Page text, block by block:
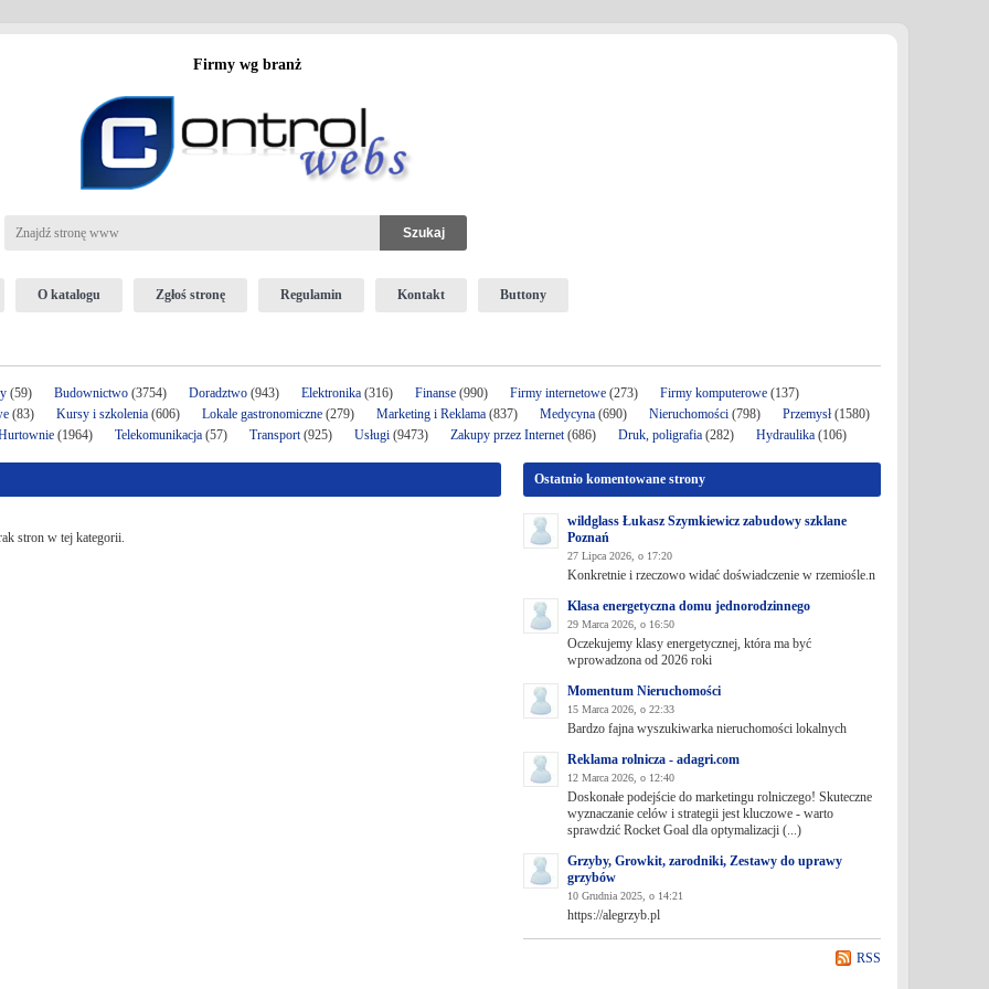
Firmy wg branż
O katalogu Zgłoś stronę Regulamin Kontakt Buttony
(59) Budownictwo (3754) Doradztwo (943) Elektronika (316) Finanse (990) Firmy internetowe (273) Firmy komputerowe (137)
(83) Kursy i szkolenia (606) Lokale gastronomiczne (279) Marketing i Reklama (837) Medycyna (690) Nieruchomości (798) Przemysł(1580)
(1964) Telekomunikacja (57) Transport(925) Usługi (9473) Zakupy przez Internet(686) Druk, poligrafia (282) Hydraulika (106)
stron w tej kategorii.
Ostatnio komentowane strony
wildglass Łukasz Szymkiewicz zabudowy szklane
Poznań
27 Lipca 2026, o 17:20
Konkretnie i rzeczowo widać doświadczenie w rzemiośle.n
Klasa energetyczna domu jednorodzinnego
29 Marca 2026, o 16:50
Oczekujemy klasy energetycznej, która ma być
wprowadzona od 2026 roki
Momentum Nieruchomości
15 Marca 2026, o 22:33
Bardzo fajna wyszukiwarka nieruchomości lokalnych
Reklama rolnicza - adagri.com
12 Marca 2026, o 12:40
Doskonałe podejście do marketingu rolniczego! Skuteczne
wyznaczanie celów i strategii jest kluczowe - warto
sprawdzić Rocket Goal dla optymalizacji (...)
Grzyby, Growkit, zarodniki, Zestawy do uprawy
grzybów
10 Grudnia 2025, o 14:21
https://alegrzyb.pl
RSS